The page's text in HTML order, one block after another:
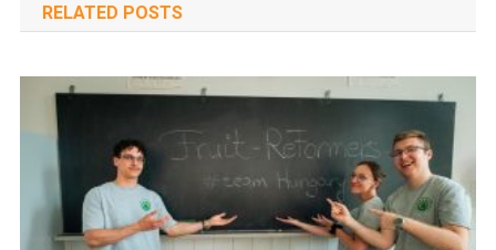
RELATED POSTS